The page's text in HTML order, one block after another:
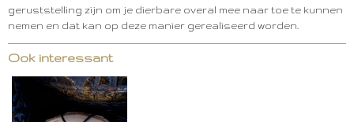
geruststelling zijn om je dierbare overal mee naar toe te kunnen
nemen en dat kan op deze manier gerealiseerd worden.
Ook interessant